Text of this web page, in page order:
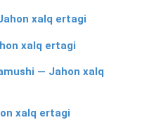
xalq ertagi
xalq ertagi
— Jahon xalq
xalq ertagi